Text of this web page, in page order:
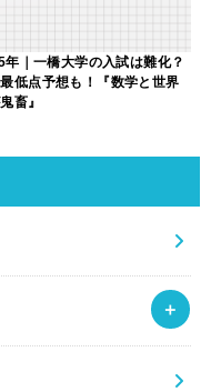
年｜一橋大学の入試は難化？
低点予想も！『数学と世界
畜』